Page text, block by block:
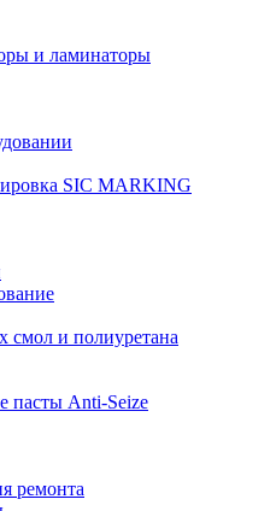
и ламинаторы
SIC MARKING
смол и полиуретана
пасты Anti-Seize
ремонта